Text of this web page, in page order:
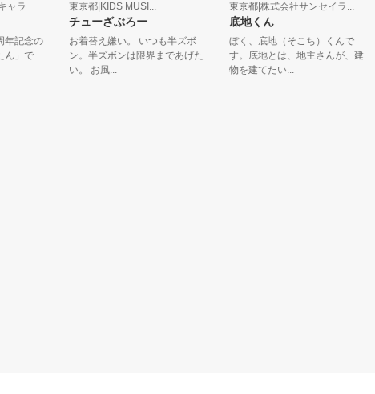
念の
で
東京都|KIDS MUSI...
チューざぶろー
お着替え嫌い。 いつも半ズボ
ン。半ズボンは限界まであげた
い。 お風...
東京都|株式会社サンセイラ...
底地くん
ぼく、底地（そこち）くんで
す。底地とは、地主さんが、建
物を建てたい...